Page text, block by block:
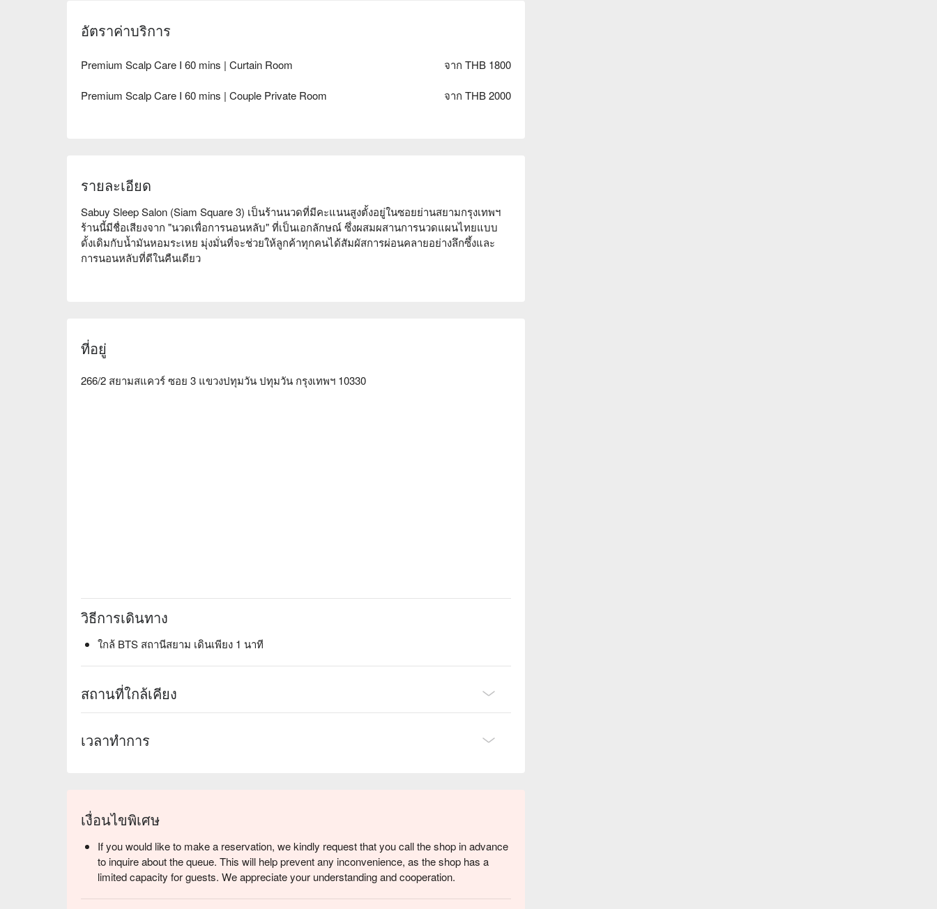
อัตราค่าบริการ
Premium Scalp Care I 60 mins | Curtain Room จาก THB 1800
Premium Scalp Care I 60 mins | Couple Private Room จาก THB 2000
รายละเอียด
Sabuy Sleep Salon (Siam Square 3) เป็นร้านนวดที่มีคะแนนสูงตั้งอยู่ในซอยย่านสยามกรุงเทพฯ
ร้านนี้มีชื่อเสียงจาก "นวดเพื่อการนอนหลับ" ที่เป็นเอกลักษณ์ ซึ่งผสมผสานการนวดแผนไทยแบบ
ดั้งเดิมกับน้ำมันหอมระเหย มุ่งมั่นที่จะช่วยให้ลูกค้าทุกคนได้สัมผัสการผ่อนคลายอย่างลึกซึ้งและ
การนอนหลับที่ดีในคืนเดียว
สามารถเพลิดเพลินกับช่วงเวลาการบำบัดที่เป็นส่วนตัวได้อย่างไร้ความกดดัน
ช่างนวดของร้านมีทักษะที่อ่อนโยนและเป็นมืออาชีพ โดยเฉพาะการนวดกดจุดและการนวดตาม
ที่อยู่
266/2 สยามสแควร์ ซอย 3 แขวงปทุมวัน ปทุมวัน กรุงเทพฯ 10330
วิธีการเดินทาง
ใกล้ BTS สถานีสยาม เดินเพียง 1 นาที
สถานที่ใกล้เคียง
เวลาทำการ
เงื่อนไขพิเศษ
If you would like to make a reservation, we kindly request that you call the shop in advance
to inquire about the queue. This will help prevent any inconvenience, as the shop has a
limited capacity for guests. We appreciate your understanding and cooperation.